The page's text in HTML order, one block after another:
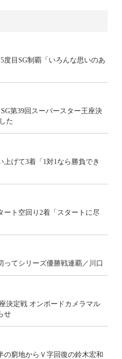
度目SG制覇「いろんな思いのあ
第39回スーパースター王座決
た
上げて3着「1対1なら勝負でき
ート空回り2着「スタートに尽
ってシリーズ優勝戦連覇／川口
決定戦 オンボードカメラマル
せ
の窮地からＶ字回復の鈴木宏和